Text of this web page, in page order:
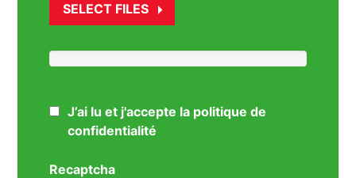
SELECT FILES
J’ai lu et j'accepte la politique de
confidentialité
Recaptcha